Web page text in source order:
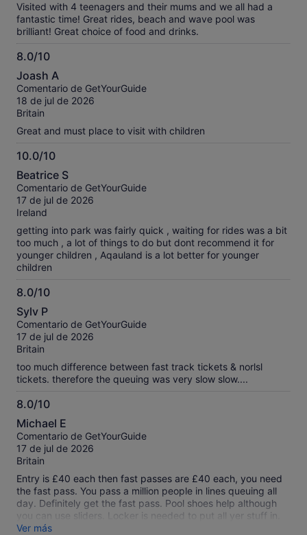
Visited with 4 teenagers and their mums and we all had a
fantastic time! Great rides, beach and wave pool was
brilliant! Great choice of food and drinks.
8.0/10
8.0
sobre
10
Joash A
Comentario de GetYourGuide
18 de jul de 2026
Britain
Great and must place to visit with children
10.0/10
10.0
sobre
10
Beatrice S
Comentario de GetYourGuide
17 de jul de 2026
Ireland
getting into park was fairly quick , waiting for rides was a bit
too much , a lot of things to do but dont recommend it for
younger children , Aqauland is a lot better for younger
children
8.0/10
8.0
sobre
10
Sylv P
Comentario de GetYourGuide
17 de jul de 2026
Britain
too much difference between fast track tickets & norlsl
tickets. therefore the queuing was very slow slow....
8.0/10
8.0
sobre
10
Michael E
Comentario de GetYourGuide
17 de jul de 2026
Britain
Entry is £40 each then fast passes are £40 each, you need
the fast pass. You pass a million people in lines queuing all
day. Definitely get the fast pass. Pool shoes help although
you can use sliders. Locker is needed to put all yer stuff in.
Waterproof phone carriers look like a good idea too.
Ver más